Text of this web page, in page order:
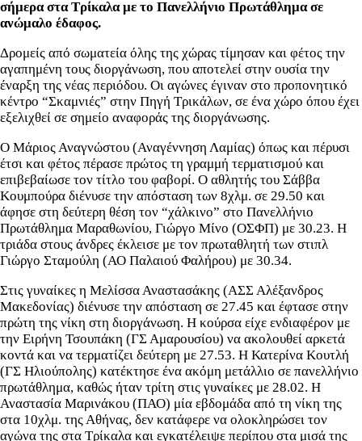
σήμερα στα Τρίκαλα με το Πανελλήνιο Πρωτάθλημα σε
ανώμαλο έδαφος.
Δρομείς από σωματεία όλης της χώρας τίμησαν και φέτος την
αγαπημένη τους διοργάνωση, που αποτελεί στην ουσία την
έναρξη της νέας περιόδου. Οι αγώνες έγιναν στο προπονητικό
κέντρο “Σκαμνιές” στην Πηγή Τρικάλων, σε ένα χώρο όπου έχει
εξελιχθεί σε σημείο αναφοράς της διοργάνωσης.
Ο Μάριος Αναγνώστου (Αναγέννηση Λαμίας) όπως και πέρυσι
έτσι και φέτος πέρασε πρώτος τη γραμμή τερματισμού και
επιβεβαίωσε τον τίτλο του φαβορί. Ο αθλητής του Σάββα
Κουμπούρα διένυσε την απόσταση των 8χλμ. σε 29.50 και
άφησε στη δεύτερη θέση τον “χάλκινο” στο Πανελλήνιο
Πρωτάθλημα Μαραθωνίου, Γιώργο Μίνο (ΟΣΦΠ) με 30.23. Η
τριάδα στους άνδρες έκλεισε με τον πρωταθλητή των στιπλ
Γιώργο Σταμούλη (ΑΟ Παλαιού Φαλήρου) με 30.34.
Στις γυναίκες η Μελίσσα Αναστασάκης (ΑΣΣ Αλέξανδρος
Μακεδονίας) διένυσε την απόσταση σε 27.45 και έφτασε στην
πρώτη της νίκη στη διοργάνωση. Η κούρσα είχε ενδιαφέρον με
την Ειρήνη Τσουπάκη (ΓΣ Αμαρουσίου) να ακολουθεί αρκετά
κοντά και να τερματίζει δεύτερη με 27.53. Η Κατερίνα Κουτλή
(ΓΣ Ηλιούπολης) κατέκτησε ένα ακόμη μετάλλιο σε πανελλήνιο
πρωτάθλημα, καθώς ήταν τρίτη στις γυναίκες με 28.02. Η
Αναστασία Μαρινάκου (ΠΑΟ) μία εβδομάδα από τη νίκη της
στα 10χλμ. της Αθήνας, δεν κατάφερε να ολοκληρώσει τον
αγώνα της στα Τρίκαλα και εγκατέλειψε περίπου στα μισά της